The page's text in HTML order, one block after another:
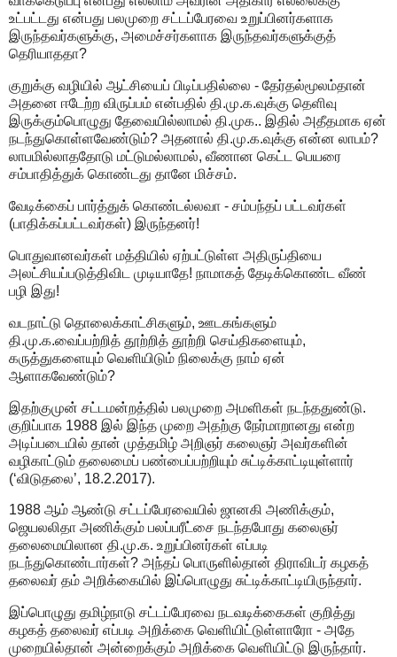
உட்பட்டது என்பது பலமுறை சட்டப்பேரவை உறுப்பினர்களாக
இருந்தவர்களுக்கு, அமைச்சர்களாக இருந்தவர்களுக்குத்
தெரியாததா?
குறுக்கு வழியில் ஆட்சியைப் பிடிப்பதில்லை - தேர்தல்மூலம்தான்
அதனை ஈடேற்ற விருப்பம் என்பதில் தி.மு.க.வுக்கு தெளிவு
இருக்கும்பொழுது தேவையில்லாமல் தி.முக.. இதில் அதீதமாக ஏன்
நடந்துகொள்ளவேண்டும்? அதனால் தி.மு.க.வுக்கு என்ன லாபம்?
லாபமில்லாததோடு மட்டுமல்லாமல், வீணான கெட்ட பெயரை
சம்பாதித்துக் கொண்டது தானே மிச்சம்.
வேடிக்கைப் பார்த்துக் கொண்டல்லவா - சம்பந்தப் பட்டவர்கள்
(பாதிக்கப்பட்டவர்கள்) இருந்தனர்!
பொதுவானவர்கள் மத்தியில் ஏற்பட்டுள்ள அதிருப்தியை
அலட்சியப்படுத்திவிட முடியாதே! நாமாகத் தேடிக்கொண்ட வீண்
பழி இது!
வடநாட்டு தொலைக்காட்சிகளும், ஊடகங்களும்
தி.மு.க.வைப்பற்றித் தூற்றித் தூற்றி செய்திகளையும்,
கருத்துகளையும் வெளியிடும் நிலைக்கு நாம் ஏன்
ஆளாகவேண்டும்?
இதற்குமுன் சட்டமன்றத்தில் பலமுறை அமளிகள் நடந்ததுண்டு.
குறிப்பாக 1988 இல் இந்த முறை அதற்கு நேர்மாறானது என்ற
அடிப்படையில் தான் முத்தமிழ் அறிஞர் கலைஞர் அவர்களின்
வழிகாட்டும் தலைமைப் பண்பைப்பற்றியும் சுட்டிக்காட்டியுள்ளார்
(‘விடுதலை’, 18.2.2017).
1988 ஆம் ஆண்டு சட்டப்பேரவையில் ஜானகி அணிக்கும்,
ஜெயலலிதா அணிக்கும் பலப்பரீட்சை நடந்தபோது கலைஞர்
தலைமையிலான தி.மு.க. உறுப்பினர்கள் எப்படி
நடந்துகொண்டார்கள்? அந்தப் பொருளில்தான் திராவிடர் கழகத்
தலைவர் தம் அறிக்கையில் இப்பொழுது சுட்டிக்காட்டியிருந்தார்.
இப்பொழுது தமிழ்நாடு சட்டப்பேரவை நடவடிக்கைகள் குறித்து
கழகத் தலைவர் எப்படி அறிக்கை வெளியிட்டுள்ளாரோ - அதே
முறையில்தான் அன்றைக்கும் அறிக்கை வெளியிட்டு இருந்தார்.